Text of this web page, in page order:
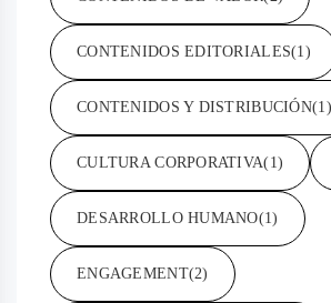
CONTENIDOS EDITORIALES(1)
CONTENIDOS Y DISTRIBUCIÓN(1)
CULTURA CORPORATIVA(1)
DESARROLLO HUMANO(1)
ENGAGEMENT(2)